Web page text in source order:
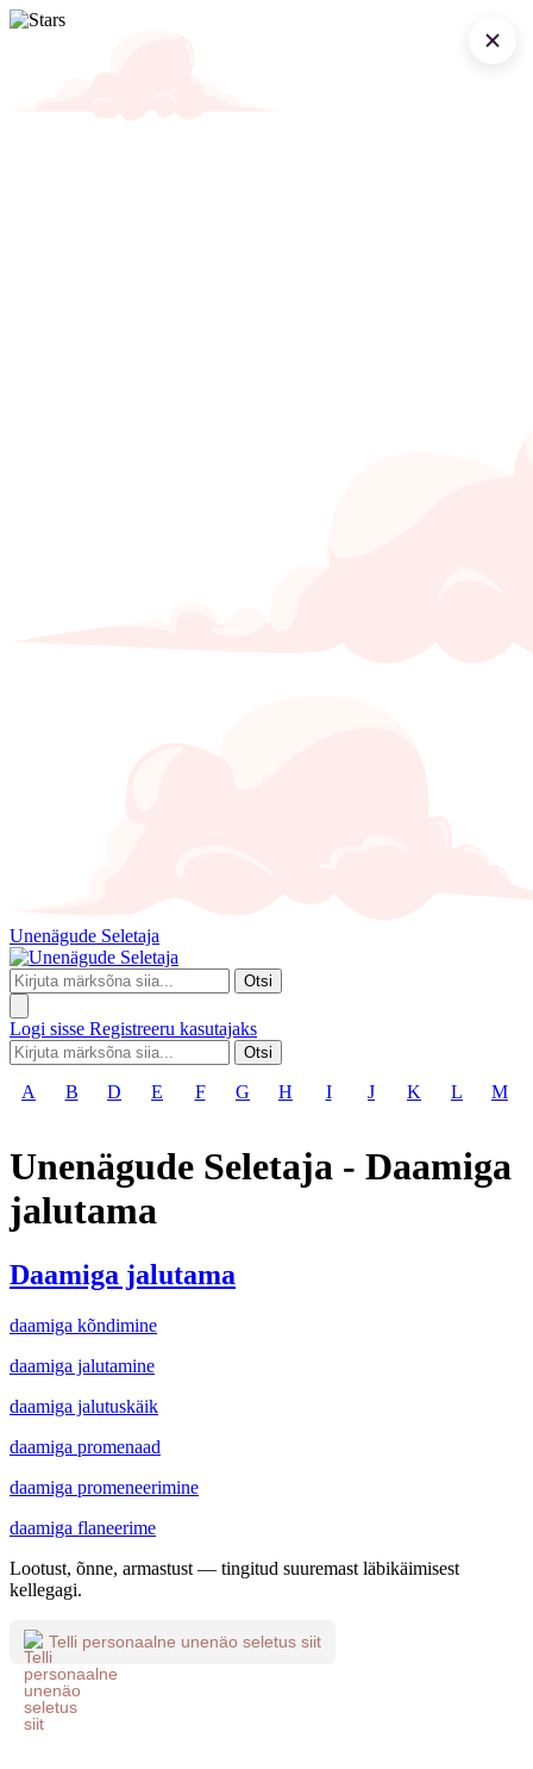
Unenägude Seletaja
Otsi
Logi sisse Registreeru kasutajaks
Otsi
A B D E F G H I J K L M
Unenägude Seletaja - Daamiga
jalutama
Daamiga jalutama
daamiga kõndimine
daamiga jalutamine
daamiga jalutuskäik
daamiga promenaad
daamiga promeneerimine
daamiga flaneerime
Lootust, õnne, armastust — tingitud suuremast läbikäimisest
kellegagi.
Telli personaalne unenäo seletus siit